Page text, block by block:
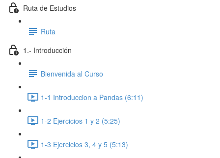
Ruta de Estudios
Ruta
1.- Introducción
Bienvenida al Curso
1-1 Introduccion a Pandas (6:11)
1-2 Ejercicios 1 y 2 (5:25)
1-3 Ejercicios 3, 4 y 5 (5:13)